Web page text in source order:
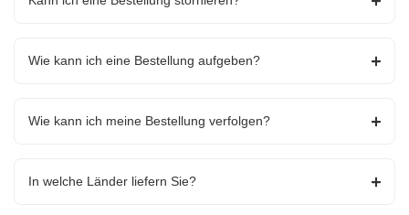
Wie kann ich eine Bestellung aufgeben?
Wie kann ich meine Bestellung verfolgen?
In welche Länder liefern Sie?